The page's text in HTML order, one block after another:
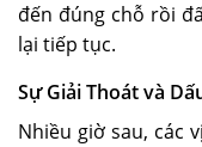
đến đúng chỗ rồi
lại tiếp tục.
Sự Giải Thoát và
Nhiều giờ sau, các